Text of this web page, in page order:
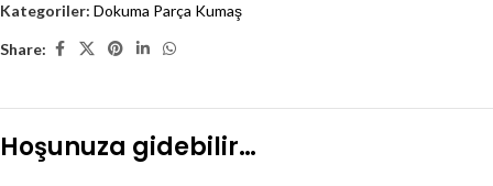
Kategoriler: Dokuma Parça Kumaş
Share:
Hoşunuza gidebilir…